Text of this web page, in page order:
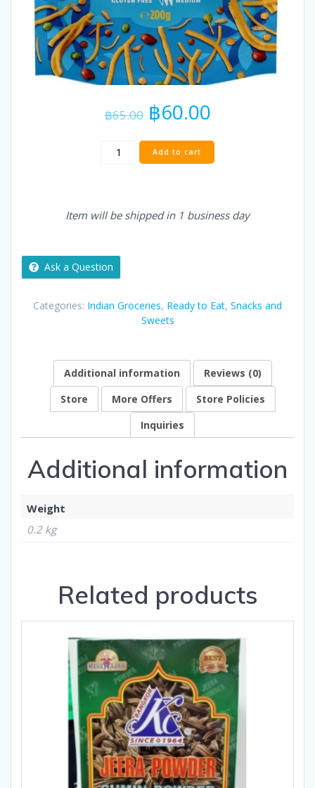
฿65.00 Original
price
was:
฿65.00.
฿60.00Current
is:
฿60.00.
Haldiram's
Bombay
quantity
Add to cart
Item will be shipped in 1 business day
Ask a Question
Categories: Indian Groceries, Ready to Eat, Snacks and
Sweets
Additional information
Reviews (0)
Store
More Offers
Store Policies
Inquiries
Additional information
Weight
0.2 kg
Related products